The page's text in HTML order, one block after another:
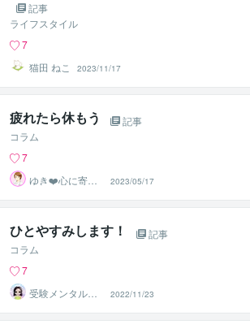
記事
ライフスタイル
7
猫田 ねこ
2023/11/17
疲れたら休もう
記事
コラム
7
ゆき❤️心に寄り
添う癒しのナー
ス
2023/05/17
ひとやすみします！
記事
コラム
7
受験メンタルト
レーナー イロ
ハル
2022/11/23